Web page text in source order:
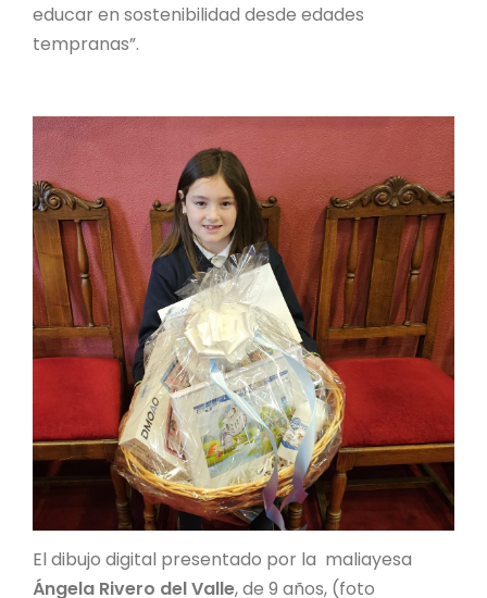
educar en sostenibilidad desde edades
tempranas”.
El dibujo digital presentado por la maliayesa
Ángela Rivero del Valle, de 9 años, (foto